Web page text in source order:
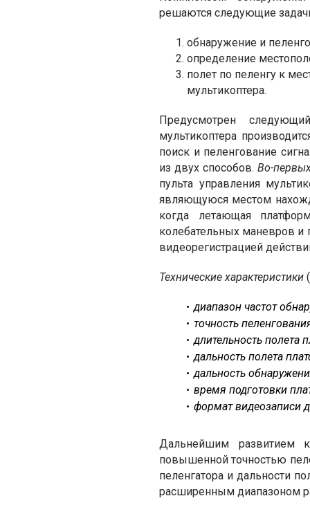
решаются следующие
обнаружение и
определение
полет по пеленгу к
мультикоптера.
Предусмотрен
мультикоптера
поиск и пеленгование
из двух способов. Во-
пульта управления
являющуюся местом
когда летающая
колебательных маневров и
видеорегистрацией
Технические характеристики
диапазон частот
точность
длительность полета
дальность полета
дальность
время подготовки
формат видеозаписи
Дальнейшим развитием
повышенной точностью
пеленгатора и дальности
расширенным диапазоном